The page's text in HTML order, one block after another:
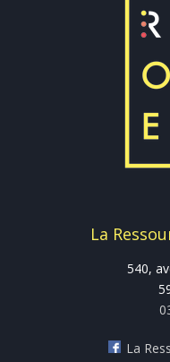
La
540,
La